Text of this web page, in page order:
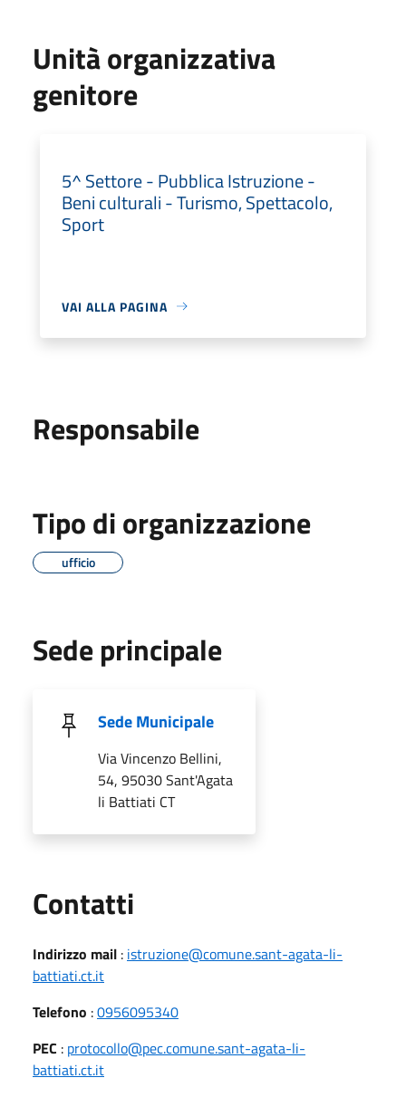
Unità organizzativa
genitore
5^ Settore - Pubblica Istruzione -
Beni culturali - Turismo, Spettacolo,
Sport
VAI ALLA PAGINA
Responsabile
Tipo di organizzazione
ufficio
Sede principale
Sede Municipale
Via Vincenzo Bellini,
54, 95030 Sant'Agata
li Battiati CT
Contatti
Indirizzo mail : istruzione@comune.sant-agata-li-
battiati.ct.it
Telefono :0956095340
PEC : protocollo@pec.comune.sant-agata-li-
battiati.ct.it